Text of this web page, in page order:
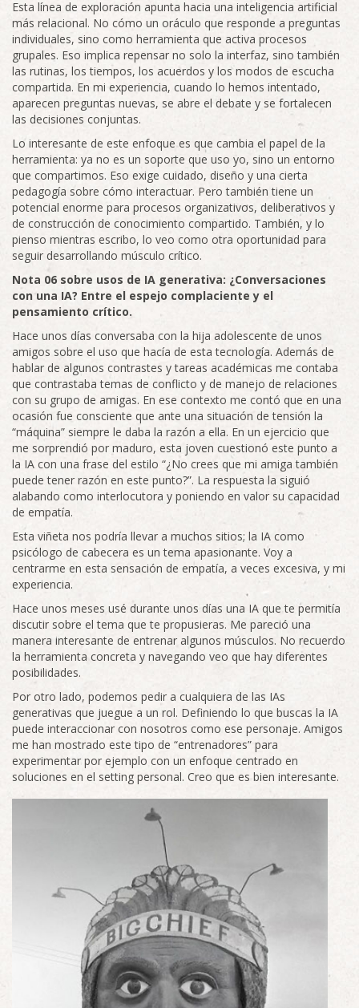
Esta línea de exploración apunta hacia una inteligencia artificial
más relacional. No cómo un oráculo que responde a preguntas
individuales, sino como herramienta que activa procesos
grupales. Eso implica repensar no solo la interfaz, sino también
las rutinas, los tiempos, los acuerdos y los modos de escucha
compartida. En mi experiencia, cuando lo hemos intentado,
aparecen preguntas nuevas, se abre el debate y se fortalecen
las decisiones conjuntas.
Lo interesante de este enfoque es que cambia el papel de la
herramienta: ya no es un soporte que uso yo, sino un entorno
que compartimos. Eso exige cuidado, diseño y una cierta
pedagogía sobre cómo interactuar. Pero también tiene un
potencial enorme para procesos organizativos, deliberativos y
de construcción de conocimiento compartido. También, y lo
pienso mientras escribo, lo veo como otra oportunidad para
seguir desarrollando músculo crítico.
Nota 06 sobre usos de IA generativa: ¿Conversaciones
con una IA? Entre el espejo complaciente y el
pensamiento crítico.
Hace unos días conversaba con la hija adolescente de unos
amigos sobre el uso que hacía de esta tecnología. Además de
hablar de algunos contrastes y tareas académicas me contaba
que contrastaba temas de conflicto y de manejo de relaciones
con su grupo de amigas. En ese contexto me contó que en una
ocasión fue consciente que ante una situación de tensión la
“máquina” siempre le daba la razón a ella. En un ejercicio que
me sorprendió por maduro, esta joven cuestionó este punto a
la IA con una frase del estilo “¿No crees que mi amiga también
puede tener razón en este punto?”. La respuesta la siguió
alabando como interlocutora y poniendo en valor su capacidad
de empatía.
Esta viñeta nos podría llevar a muchos sitios; la IA como
psicólogo de cabecera es un tema apasionante. Voy a
centrarme en esta sensación de empatía, a veces excesiva, y mi
experiencia.
Hace unos meses usé durante unos días una IA que te permitía
discutir sobre el tema que te propusieras. Me pareció una
manera interesante de entrenar algunos músculos. No recuerdo
la herramienta concreta y navegando veo que hay diferentes
posibilidades.
Por otro lado, podemos pedir a cualquiera de las IAs
generativas que juegue a un rol. Definiendo lo que buscas la IA
puede interaccionar con nosotros como ese personaje. Amigos
me han mostrado este tipo de “entrenadores” para
experimentar por ejemplo con un enfoque centrado en
soluciones en el setting personal. Creo que es bien interesante.